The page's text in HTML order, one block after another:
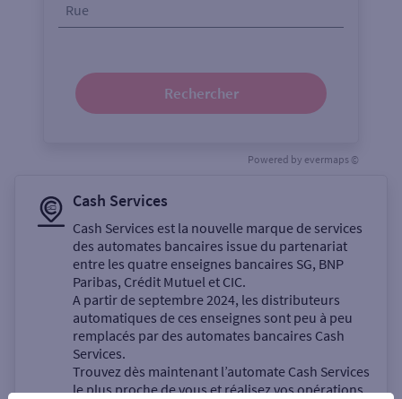
Rue
Rechercher
Powered by evermaps ©
Cash Services
Cash Services est la nouvelle marque de services
des automates bancaires issue du partenariat
entre les quatre enseignes bancaires SG, BNP
Paribas, Crédit Mutuel et CIC.
A partir de septembre 2024, les distributeurs
automatiques de ces enseignes sont peu à peu
remplacés par des automates bancaires Cash
Services.
Trouvez dès maintenant l’automate Cash Services
le plus proche de vous et réalisez vos opérations